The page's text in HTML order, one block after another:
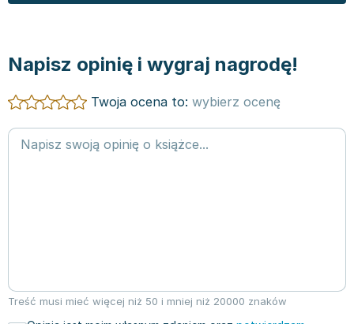
Napisz opinię i wygraj nagrodę!
Twoja ocena to: wybierz ocenę
Treść musi mieć więcej niż 50 i mniej niż 20000 znaków